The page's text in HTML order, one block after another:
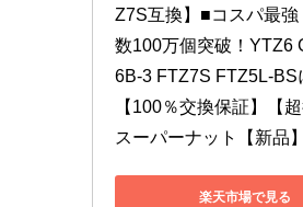
Z7S互換】■コスパ最強
数100万個突破！YTZ6
6B-3 FTZ7S FTZ5L-BS
【100％交換保証】【超
スーパーナット【新品】
楽天市場で見る